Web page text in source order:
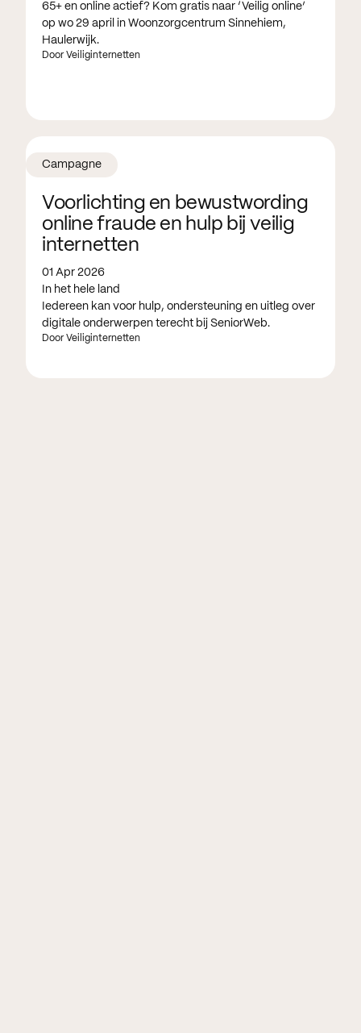
65+ en online actief? Kom gratis naar ‘Veilig online’
op wo 29 april in Woonzorgcentrum Sinnehiem,
Haulerwijk.
Door Veiliginternetten
Voorlichting en bewustwording
online fraude en hulp bij veilig
internetten
01 Apr 2026
In het hele land
Iedereen kan voor hulp, ondersteuning en uitleg over
digitale onderwerpen terecht bij SeniorWeb.
Door Veiliginternetten
Campagne